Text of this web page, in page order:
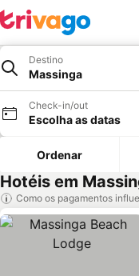
Destino
Massinga
Check-in/out
Escolha as datas
Ordenar
Hotéis em
Como os pagamentos